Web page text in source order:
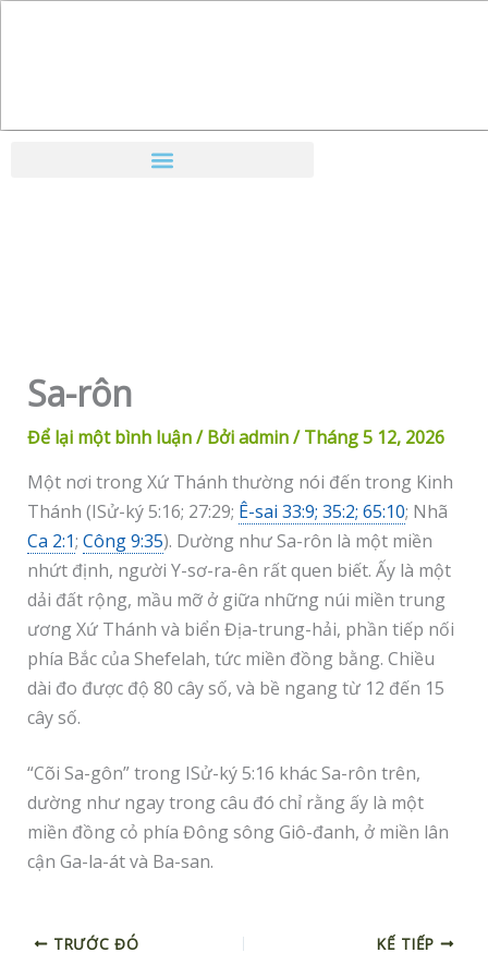
Sa-rôn
Để lại một bình luận/ Bởiadmin/Tháng 5 12, 2026
Một nơi trong Xứ Thánh thường nói đến trong Kinh
Thánh (ISử-ký 5:16; 27:29; Ê-sai 33:9; 35:2; 65:10; Nhã
Ca 2:1; Công 9:35). Dường như Sa-rôn là một miền
nhứt định, người Y-sơ-ra-ên rất quen biết. Ấy là một
dải đất rộng, mầu mỡ ở giữa những núi miền trung
ương Xứ Thánh và biển Địa-trung-hải, phần tiếp nối
phía Bắc của Shefelah, tức miền đồng bằng. Chiều
dài đo được độ 80 cây số, và bề ngang từ 12 đến 15
cây số.
“Cõi Sa-gôn” trong ISử-ký 5:16 khác Sa-rôn trên,
dường như ngay trong câu đó chỉ rằng ấy là một
miền đồng cỏ phía Đông sông Giô-đanh, ở miền lân
cận Ga-la-át và Ba-san.
TRƯỚC ĐÓ KẾ TIẾP